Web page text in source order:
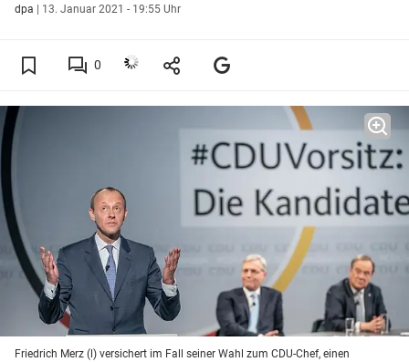
dpa | 13. Januar 2021 - 19:55 Uhr
0
Friedrich Merz (l) versichert im Fall seiner Wahl zum CDU-Chef, einen